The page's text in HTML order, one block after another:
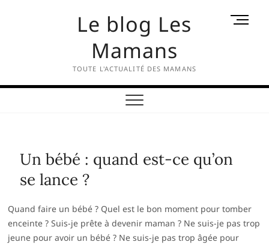
Le blog Les
Mamans
TOUTE L'ACTUALITÉ DES MAMANS
M
u
Un bébé : quand est-ce qu’on
se lance ?
Quand faire un bébé ? Quel est le bon moment pour tomber
enceinte ? Suis-je prête à devenir maman ? Ne suis-je pas trop
jeune pour avoir un bébé ? Ne suis-je pas trop âgée pour